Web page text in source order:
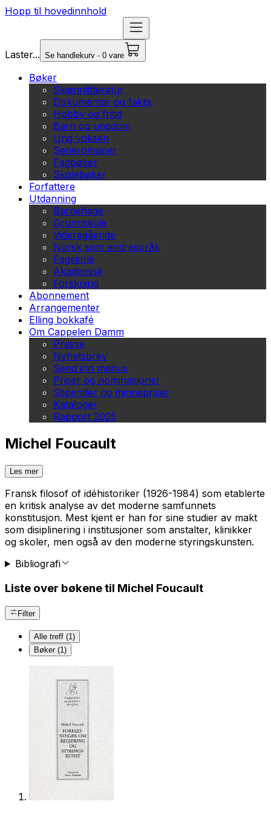
Hopp til hovedinnhold
Laster... Se handlekurv - 0 vare
Bøker
Skjønnlitteratur
Dokumentar og fakta
Hobby og fritid
Barn og ungdom
Ung voksen
Serieromaner
Fagbøker
Skolebøker
Forfattere
Utdanning
Barnehage
Grunnskole
Videregående
Norsk som andrespråk
Fagskole
Akademisk
Forskning
Abonnement
Arrangementer
Elling bokkafé
Om Cappelen Damm
Presse
Nyhetsbrev
Send inn manus
Priser og nominasjoner
Stipender og minnepriser
Kataloger
Rapport 2025
Michel Foucault
Les mer
Fransk filosof of idéhistoriker (1926-1984) som etablerte
en kritisk analyse av det moderne samfunnets
konstitusjon. Mest kjent er han for sine studier av makt
som disiplinering i institusjoner som anstalter, klinikker
og skoler, men også av den moderne styringskunsten.
Bibliografi
Liste over bøkene til Michel Foucault
Filter
Alle treff (1)
Bøker (1)